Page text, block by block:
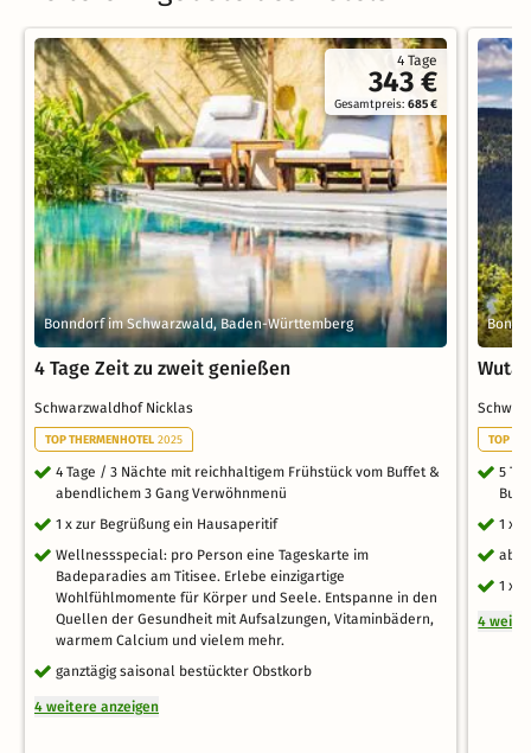
4 Tage
343 €
Gesamtpreis:685 €
Bonndorf im Schwarzwald, Baden-Württemberg
4 Tage Zeit zu zweit genießen
Schwarzwaldhof Nicklas
TOP THERMENHOTEL 2025
4 Tage / 3 Nächte mit reichhaltigem Frühstück vom Buffet &
abendlichem 3 Gang Verwöhnmenü
1 x zur Begrüßung ein Hausaperitif
Wellnessspecial: pro Person eine Tageskarte im
Badeparadies am Titisee. Erlebe einzigartige
Wohlfühlmomente für Körper und Seele. Entspanne in den
Quellen der Gesundheit mit Aufsalzungen, Vitaminbädern,
warmem Calcium und vielem mehr.
ganztägig saisonal bestückter Obstkorb
4 weitere anzeigen
TOP
5
1 x
1 x
4